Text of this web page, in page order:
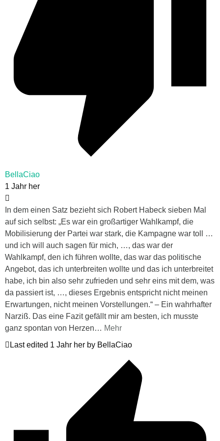
BellaCiao
1 Jahr her
In dem einen Satz bezieht sich Robert Habeck sieben Mal
auf sich selbst: „Es war ein großartiger Wahlkampf, die
Mobilisierung der Partei war stark, die Kampagne war toll …
und ich will auch sagen für mich, …, das war der
Wahlkampf, den ich führen wollte, das war das politische
Angebot, das ich unterbreiten wollte und das ich unterbreitet
habe, ich bin also sehr zufrieden und sehr eins mit dem, was
da passiert ist, …, dieses Ergebnis entspricht nicht meinen
Erwartungen, nicht meinen Vorstellungen.“ – Ein wahrhafter
Narziß. Das eine Fazit gefällt mir am besten, ich musste
ganz spontan von Herzen… Mehr
Last edited 1 Jahr her by BellaCiao